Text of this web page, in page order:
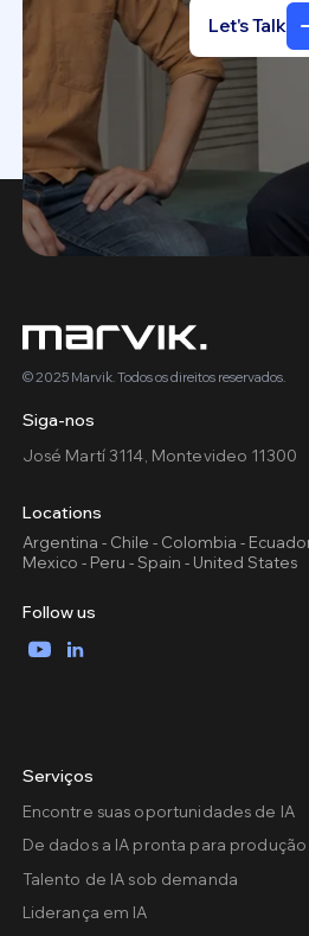
Let's Talk
© 2025 Marvik. Todos os direitos reservados.
Siga-nos
José Martí 3114, Montevideo 11300
Locations
Argentina - Chile - Colombia -
Mexico - Peru - Spain - United States
Follow us
YouTubeLinkedIn
Serviços
Encontre suas oportunidades de IA
De dados a IA pronta para produção
Talento de IA sob demanda
Liderança em IA